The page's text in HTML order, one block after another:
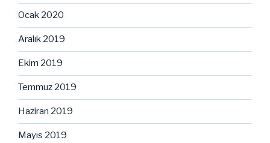
Ocak 2020
Aralık 2019
Ekim 2019
Temmuz 2019
Haziran 2019
Mayıs 2019